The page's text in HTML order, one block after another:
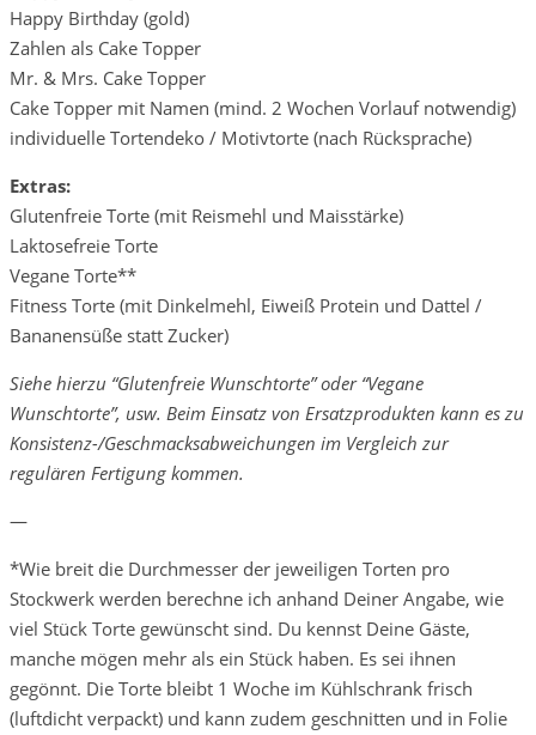
Happy Birthday (gold)
Zahlen als Cake Topper
Mr. & Mrs. Cake Topper
Cake Topper mit Namen (mind. 2 Wochen Vorlauf notwendig)
individuelle Tortendeko / Motivtorte (nach Rücksprache)
Extras:
Glutenfreie Torte (mit Reismehl und Maisstärke)
Laktosefreie Torte
Vegane Torte**
Fitness Torte (mit Dinkelmehl, Eiweiß Protein und Dattel /
Bananensüße statt Zucker)
Siehe hierzu “Glutenfreie Wunschtorte” oder “Vegane
Wunschtorte”, usw. Beim Einsatz von Ersatzprodukten kann es zu
Konsistenz-/Geschmacksabweichungen im Vergleich zur
regulären Fertigung kommen.
—
*Wie breit die Durchmesser der jeweiligen Torten pro
Stockwerk werden berechne ich anhand Deiner Angabe, wie
viel Stück Torte gewünscht sind. Du kennst Deine Gäste,
manche mögen mehr als ein Stück haben. Es sei ihnen
gegönnt. Die Torte bleibt 1 Woche im Kühlschrank frisch
(luftdicht verpackt) und kann zudem geschnitten und in Folie